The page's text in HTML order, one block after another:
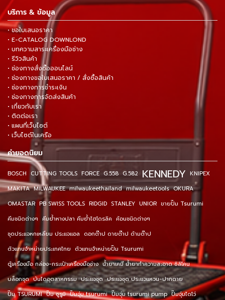
บริการ & ข้อมูล
• ขอใบเสนอราคา
• E-CATALOG DOWNLOND
• บทความสาระเครื่องมือช่าง
• รีวิวสินค้า
• ช่องทางสั่งซื้อออนไลน์
• ช่องทางขอใบเสนอราคา / สั่งซื้อสินค้า
• ช่องทางการชำระเงิน
• ช่องทางการจัดส่งสินค้า
• เกี่ยวกับเรา
• ติดต่อเรา
• แผนที่เว็บไซต์
• เว็บไซต์ในเครือ
คำยอดนิยม
BOSCH CUTTING TOOLS FORCE G.558 G.582 KENNEDY KNIPEX
MAKITA MILWAUKEE milwaukeethailand milwaukeetools OKURA
OMASTAR PB SWISS TOOLS RIDGID STANLEY UNIOR ขายปั๊ม Tsurumi
คีมชนิดต่างๆ คีมย้ำหางปลา คีมย้ำไฮโดรลิค ค้อนชนิดต่างๆ
ชุดประแจหกเหลี่ยม ประแจแอล ดอกต๊าป ดายต๊าป ด้ามต๊าป
ตัวแทนจำหน่ายประเทศไทย ตัวแทนจำหน่ายปั๊ม Tsurumi
ตู้เครื่องมือ กล่อง-กระเป๋าเครื่องมือช่าง น้ำยาเคมี น้ำยาทำความสะอาด ซิลิโคน
บล็อกชุด บันไดอุตสาหกรรม ประแจชุด ประแจชุด ประแจแหวน-ปากตาย
ปั๊ม TSURUMI ปั๊ม ซูรูมิ ปั๊มจุ่ม tsurumi ปั๊มจุ่ม tsurumi pump ปั๊มจุ่มไดโว่